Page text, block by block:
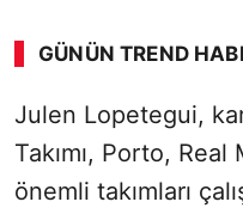
GÜNÜN TREND
00:01 / 08:43
Julen Lopetegui,
Takımı, Porto,
önemli takımları